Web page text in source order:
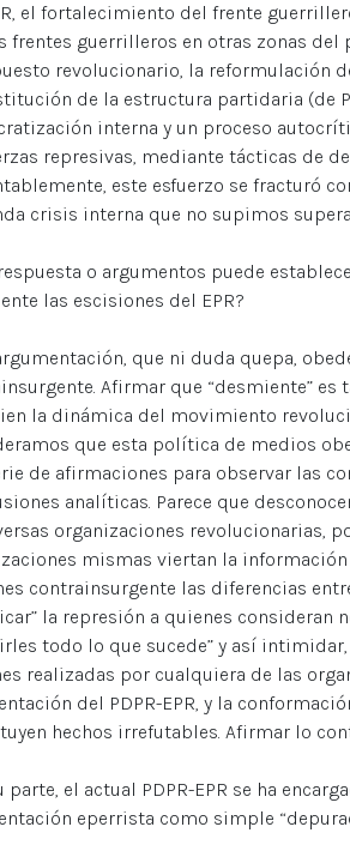
el fortalecimiento del frente
frentes guerrilleros en otras zonas
revolucionario, la reformulación
de la estructura partidaria (de
interna y un proceso
represivas, mediante tácticas de
este esfuerzo se fracturó
crisis interna que no supimos
o argumentos puede
las escisiones del EPR?
que ni duda quepa,
Afirmar que “desmiente”
la dinámica del movimiento
que esta política de medios
de afirmaciones para observar las
analíticas. Parece que
organizaciones revolucionarias,
mismas viertan la
contrainsurgente las diferencias
la represión a quienes consideran
todo lo que sucede” y así
realizadas por cualquiera de las
del PDPR-EPR, y la
hechos irrefutables. Afirmar lo
parte, el actual PDPR-EPR se ha
eperrista como simple